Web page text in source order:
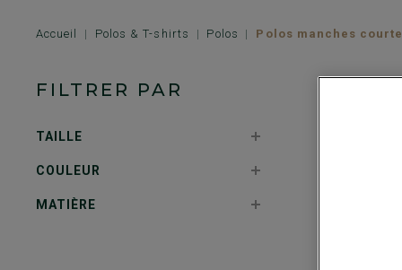
Accueil Polos & T-shirts Polos Polos manches
FILTRER PAR
TAILLE
COULEUR
MATIÈRE